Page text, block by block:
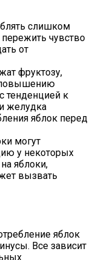
слишком
чувство
от
фруктозу,
повышению
тенденцией к
желудка
яблок перед
могут
у некоторых
яблоки,
вызвать
яблок
Все зависит